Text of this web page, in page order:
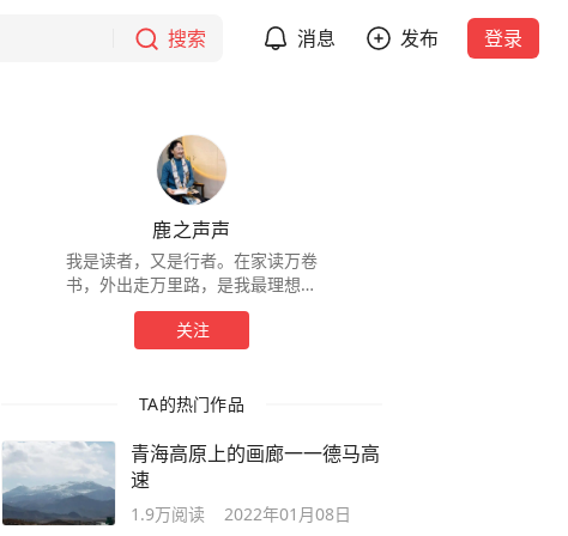
搜索 消息 发布 登录
鹿之声声
我是读者，又是行者。在家读万卷
书，外出走万里路，是我最理想的
生活状态。来吧！一起看美景、听
美文
关注
TA的热门作品
青海高原上的画廊一一德马高
速
1.9万阅读 2022年01月08日